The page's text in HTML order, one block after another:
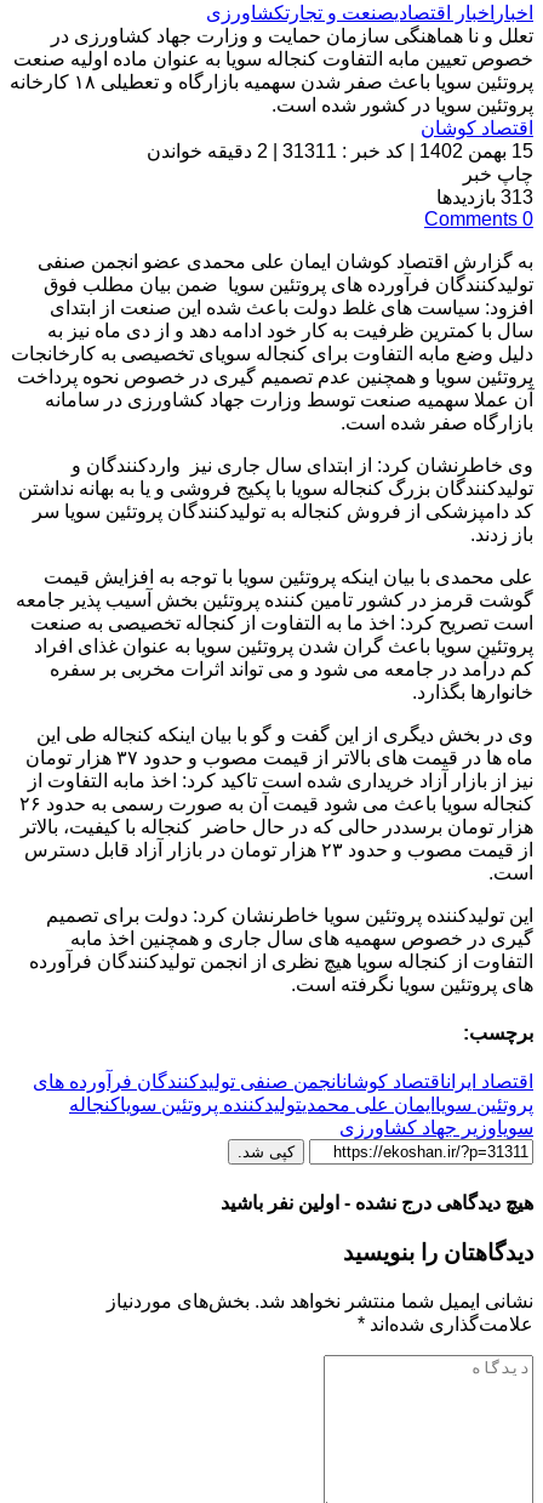
اخبار اخبار اقتصادیصنعت و تجارتکشاورزی
تعلل و نا هماهنگی سازمان حمایت و وزارت جهاد کشاورزی در
خصوص تعیین مابه التفاوت کنجاله سویا به عنوان ماده اولیه صنعت
پروتئین سویا باعث صفر شدن سهمیه بازارگاه و تعطیلی ۱۸ کارخانه
پروتئین سویا در کشور شده است.
اقتصاد کوشان
15 بهمن 1402
کد خبر : 31311
2 دقیقه خواندن
چاپ خبر
313 بازدیدها
0
Comments
به گزارش اقتصاد کوشان ایمان علی محمدی عضو انجمن صنفی
تولیدکنندگان فرآورده های پروتئین سویا ضمن بیان مطلب فوق
افزود: سیاست های غلط دولت باعث شده این صنعت از ابتدای
سال با کمترین ظرفیت به کار خود ادامه دهد و از دی ماه نیز به
دلیل وضع مابه التفاوت برای کنجاله سویای تخصیصی به کارخانجات
پروتئین سویا و همچنین عدم تصمیم گیری در خصوص نحوه پرداخت
آن عملا سهمیه صنعت توسط وزارت جهاد کشاورزی در سامانه
بازارگاه صفر شده است.
وی خاطرنشان کرد: از ابتدای سال جاری نیز واردکنندگان و
تولیدکنندگان بزرگ کنجاله سویا با پکیج فروشی و یا به بهانه نداشتن
کد دامپزشکی از فروش کنجاله به تولیدکنندگان پروتئین سویا سر
باز زدند.
علی محمدی با بیان اینکه پروتئین سویا با توجه به افزایش قیمت
گوشت قرمز در کشور تامین کننده پروتئین بخش آسیب پذیر جامعه
است تصریح کرد: اخذ ما به التفاوت از کنجاله تخصیصی به صنعت
پروتئین سویا باعث گران شدن پروتئین سویا به عنوان غذای افراد
کم درآمد در جامعه می شود و می تواند اثرات مخربی بر سفره
خانوارها بگذارد.
وی در بخش دیگری از این گفت و گو با بیان اینکه کنجاله طی این
ماه ها در قیمت های بالاتر از قیمت مصوب و حدود ۳۷ هزار تومان
نیز از بازار آزاد خریداری شده است تاکید کرد: اخذ مابه التفاوت از
کنجاله سویا باعث می شود قیمت آن به صورت رسمی به حدود ۲۶
هزار تومان برسددر حالی که در حال حاضر کنجاله با کیفیت، بالاتر
از قیمت مصوب و حدود ۲۳ هزار تومان در بازار آزاد قابل دسترس
است.
این تولیدکننده پروتئین سویا خاطرنشان کرد: دولت برای تصمیم
گیری در خصوص سهمیه های سال جاری و همچنین اخذ مابه
التفاوت از کنجاله سویا هیچ نظری از انجمن تولیدکنندگان فرآورده
های پروتئین سویا نگرفته است.
برچسب:
اقتصاد ایراناقتصاد کوشانانجمن صنفی تولیدکنندگان فرآورده های
پروتئین سویا ایمان علی محمدیتولیدکننده پروتئین سویاکنجاله
سویاوزیر جهاد کشاورزی
کپی شد.
هیچ دیدگاهی درج نشده - اولین نفر باشید
دیدگاهتان را بنویسید
نشانی ایمیل شما منتشر نخواهد شد. بخش‌های موردنیاز
علامت‌گذاری شده‌اند *